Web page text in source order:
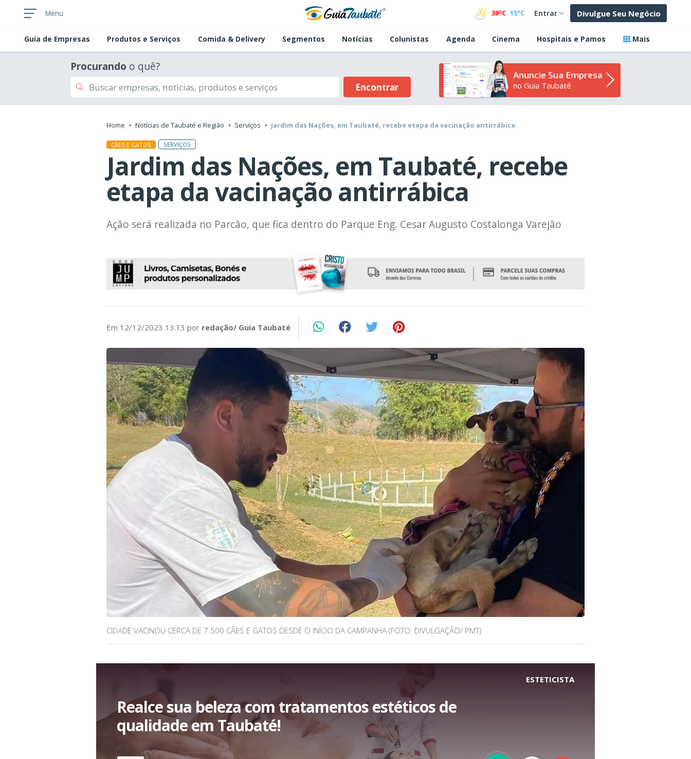
Menu 30ºC 15ºC Entrar Divulgue Seu Negócio
Guia de Empresas Produtos e Serviços Comida & Delivery Segmentos Notícias Colunistas Agenda Cinema Hospitais e Pamos Mais
Procurando o quê?
Encontrar
Anuncie Sua Empresa
no Guia Taubaté
Home Notícias de Taubaté e Região Serviços Jardim das Nações, em Taubaté, recebe etapa da vacinação antirrábica
CÃES E GATOS SERVIÇOS
Jardim das Nações, em Taubaté, recebe
etapa da vacinação antirrábica
Ação será realizada no Parcão, que fica dentro do Parque Eng. Cesar Augusto Costalonga Varejão
Em 12/12/2023 13:13 por redação/ Guia Taubaté
CIDADE VACINOU CERCA DE 7.500 CÃES E GATOS DESDE O INÍCIO DA CAMPANHA (FOTO: DIVULGAÇÃO/ PMT)
ESTETICISTA
Realce sua beleza com tratamentos estéticos de
qualidade em Taubaté!